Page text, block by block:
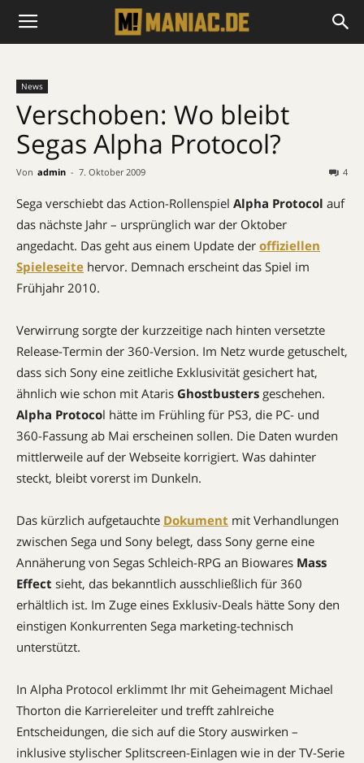
News
Verschoben: Wo bleibt
Segas Alpha Protocol?
Von admin - 7. Oktober 2009 4
Sega verschiebt das Action-Rollenspiel Alpha Protocol auf
das nächste Jahr – ursprünglich war der Oktober
angedacht. Das geht aus einem Update der offiziellen
Spieleseite hervor. Demnach erscheint das Spiel im
Frühjahr 2010.
Verwirrung sorgte der kurzzeitige nach hinten versetzte
Release-Termin der 360-Version. Im Netz wurde getuschelt,
dass sich Sony eine zeitliche Exklusivität gesichert hat,
ähnlich wie schon mit Ataris Ghostbusters geschehen.
Alpha Protocol hätte im Frühling für PS3, die PC- und
360-Fassung ab Mai erscheinen sollen. Die Daten wurden
mittlerweile auf der Webseite korrigiert. Was dahinter
steckt, bleibt vorerst im Dunkeln.
Das kürzlich aufgetauchte Dokument mit Verhandlungen
zwischen Sega und Sony belegt, dass Sony gerne eine
Annäherung von Segas Schleich-RPG an Biowares Mass
Effect sieht, das bekanntlich ausschließlich für 360
erhältlich ist. Im Zuge eines Exklusiv-Deals hätte Sony den
einstigen Konkurrenten Sega marketing-technisch
unterstützt.
In Alpha Protocol erklimmt Ihr mit Geheimagent Michael
Thorton die Karriereleiter und trefft zahlreiche
Entscheidungen, die sich auf die Story auswirken –
inklusive stylischer Splitscreen-Einlagen wie in der TV-Serie